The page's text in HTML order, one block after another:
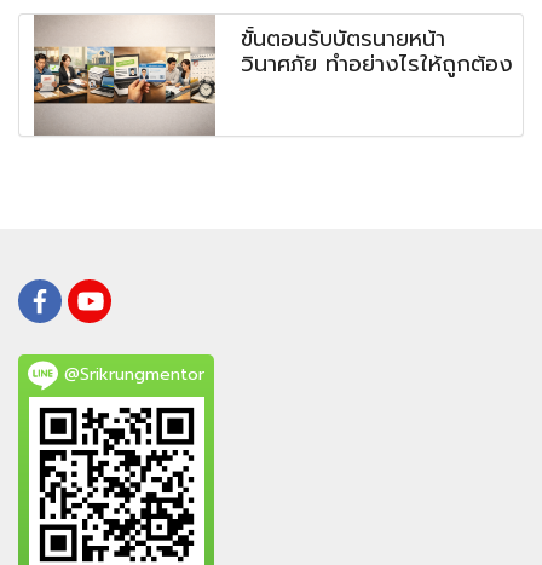
ขั้นตอนรับบัตรนายหน้า
วินาศภัย ทำอย่างไรให้ถูกต้อง
@Srikrungmentor